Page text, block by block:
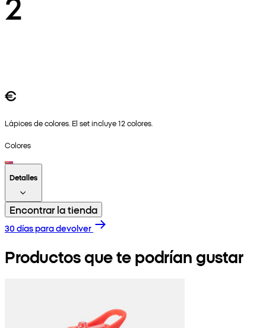
€
Lápices de colores. El set incluye 12 colores.
Colores
Detalles
Encontrar la tienda
30 días para devolver
Productos que te podrían gustar